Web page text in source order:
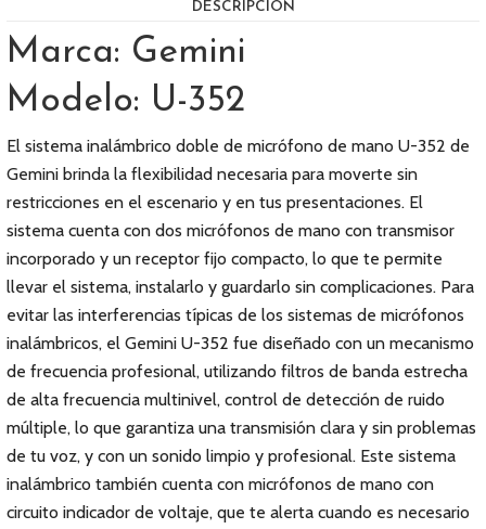
DESCRIPCIÓN
Marca: Gemini
Modelo: U-352
El sistema inalámbrico doble de micrófono de mano U-352 de
Gemini brinda la flexibilidad necesaria para moverte sin
restricciones en el escenario y en tus presentaciones. El
sistema cuenta con dos micrófonos de mano con transmisor
incorporado y un receptor fijo compacto, lo que te permite
llevar el sistema, instalarlo y guardarlo sin complicaciones. Para
evitar las interferencias típicas de los sistemas de micrófonos
inalámbricos, el Gemini U-352 fue diseñado con un mecanismo
de frecuencia profesional, utilizando filtros de banda estrecha
de alta frecuencia multinivel, control de detección de ruido
múltiple, lo que garantiza una transmisión clara y sin problemas
de tu voz, y con un sonido limpio y profesional. Este sistema
inalámbrico también cuenta con micrófonos de mano con
circuito indicador de voltaje, que te alerta cuando es necesario